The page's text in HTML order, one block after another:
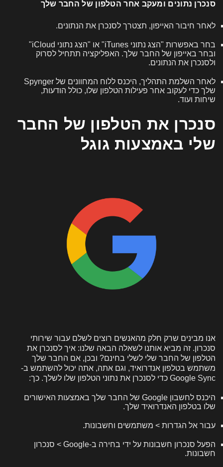
סנכרן נתונים ומעקב אחר הטלפון של החבר שלך
לאחר חיבור האייפון, תצטרך לסנכרן את הנתונים.
בחר באפשרות "הצג נתוני iTunes" או "הצג נתוני iCloud"
ובחר באייפון של החבר שלך. האפליקציה תתחיל לסרוק
ולסנכרן את הנתונים.
לאחר השלמת התהליך, היכנס ללוח המחוונים של Spynger
שלך כדי לעקוב אחר פעילות הטלפון שלו, כולל הודעות,
שיחות ועוד.
סנכרן את הטלפון של החבר
שלי באמצעות גוגל
אנו מבינים שרק חלק מהאנשים רוצים לשלם עבור שירותי
סנכרון. זה מביא אותנו לשאלה הבאה שלנו: איך לסנכרן את
הטלפון של החבר שלי לשלי בחינם? ובכן, אם החבר שלך
משתמש בטלפון אנדרואיד, וגם אתה, אתה יכול להשתמש ב-
Google Sync כדי לסנכרן את נתוני הטלפון שלו לשלך. כך:
היכנס לחשבון Google של החבר שלך באמצעות האישורים
שלו בטלפון האנדרואיד שלך.
עבור אל הגדרות > משתמשים וחשבונות.
הפעל סנכרון חשבונות על ידי בחירה ב-Google > סנכרון
חשבונות.